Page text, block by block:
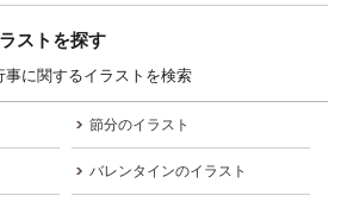
ストを探す
に関するイラストを検索
節分のイラスト
バレンタインのイラスト